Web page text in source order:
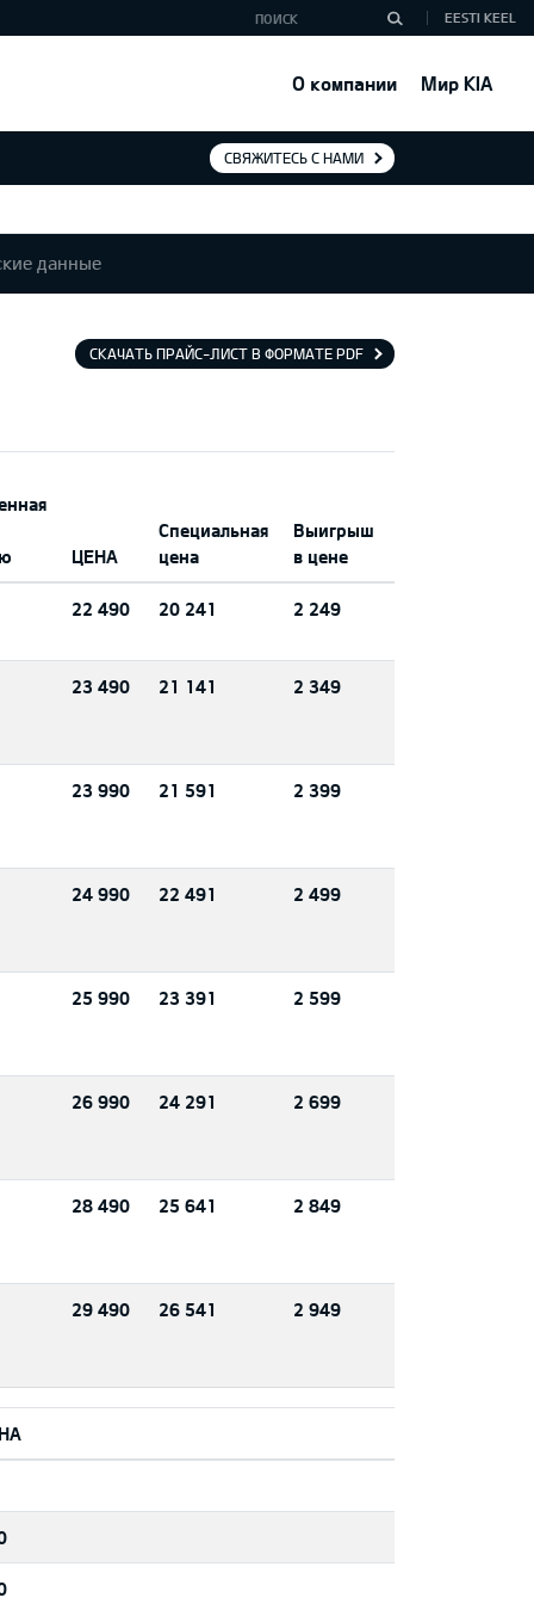
О компании Мир KIA
EESTI KEEL
СВЯЖИТЕСЬ С НАМИ
данные
СКАЧАТЬ ПРАЙС-ЛИСТ В ФОРМАТЕ PDF
ЦЕНА
Специальная
цена
Выигрыш
в цене
22 490 20 241 2 249
23 490 21 141 2 349
23 990 21 591 2 399
24 990 22 491 2 499
25 990 23 391 2 599
26 990 24 291 2 699
28 490 25 641 2 849
29 490 26 541 2 949